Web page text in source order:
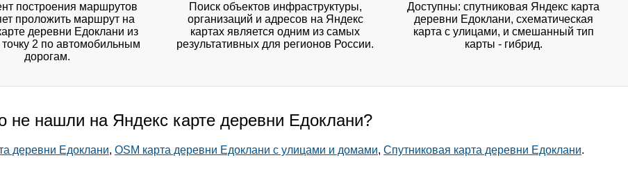
построения маршрутов
проложить маршрут на
деревни Едоклани из
точку 2 по автомобильным
дорогам.
Поиск объектов инфраструктуры,
организаций и адресов на Яндекс
картах является одним из самых
результативных для регионов России.
Доступны: спутниковая Яндекс карта
деревни Едоклани, схематическая
карта с улицами, и смешанный тип
карты - гибрид.
не нашли на Яндекс карте деревни Едоклани?
деревни Едоклани, OSM карта деревни Едоклани с улицами и домами, Спутниковая карта деревни Едоклани.